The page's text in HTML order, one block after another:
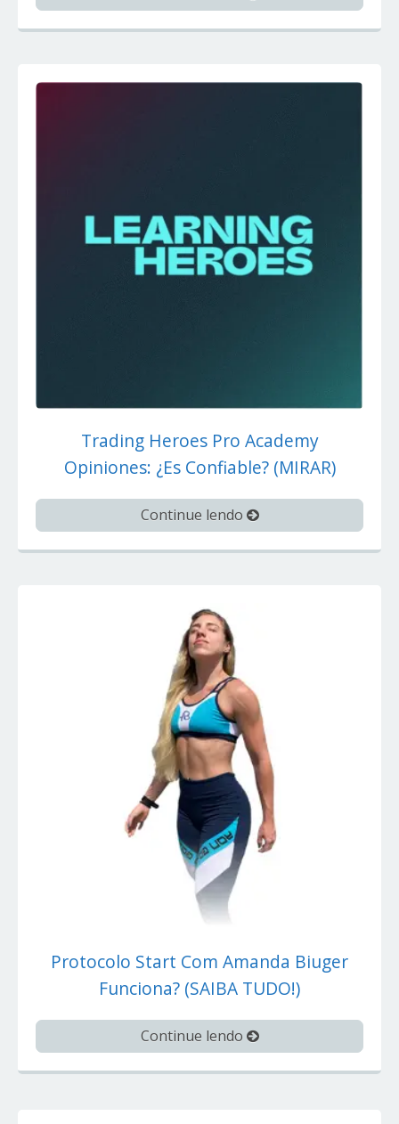
Trading Heroes Pro Academy
Opiniones: ¿Es Confiable? (MIRAR)
Continue lendo
Protocolo Start Com Amanda Biuger
Funciona? (SAIBA TUDO!)
Continue lendo